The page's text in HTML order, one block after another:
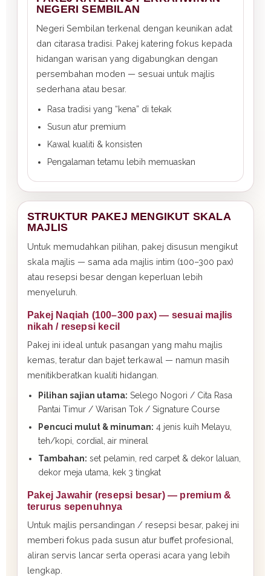
NEGERI SEMBILAN
Negeri Sembilan terkenal dengan keunikan adat
dan citarasa tradisi. Pakej katering fokus kepada
hidangan warisan yang digabungkan dengan
persembahan moden — sesuai untuk majlis
sederhana atau besar.
Rasa tradisi yang “kena” di tekak
Susun atur premium
Kawal kualiti & konsisten
Pengalaman tetamu lebih memuaskan
STRUKTUR PAKEJ MENGIKUT SKALA
MAJLIS
Untuk memudahkan pilihan, pakej disusun mengikut
skala majlis — sama ada majlis intim (100–300 pax)
atau resepsi besar dengan keperluan lebih
menyeluruh.
Pakej Naqiah (100–300 pax) — sesuai majlis
nikah / resepsi kecil
Pakej ini ideal untuk pasangan yang mahu majlis
kemas, teratur dan bajet terkawal — namun masih
menitikberatkan kualiti hidangan.
Pilihan sajian utama: Selego Nogori / Cita Rasa
Pantai Timur / Warisan Tok / Signature Course
Pencuci mulut & minuman: 4 jenis kuih Melayu,
teh/kopi, cordial, air mineral
Tambahan: set pelamin, red carpet & dekor laluan,
dekor meja utama, kek 3 tingkat
Pakej Jawahir (resepsi besar) — premium &
terurus sepenuhnya
Untuk majlis persandingan / resepsi besar, pakej ini
memberi fokus pada susun atur buffet profesional,
aliran servis lancar serta operasi acara yang lebih
lengkap.